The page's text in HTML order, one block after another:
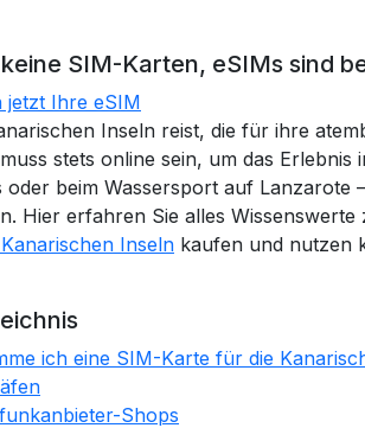
SIM-Karten, eSIMs sind
jetzt Ihre eSIM
Inseln reist, die für ihre
stets online sein, um das
oder beim Wassersport auf
Hier erfahren Sie alles
Inseln kaufen und nutzen
ich eine SIM-Karte für die
Shops